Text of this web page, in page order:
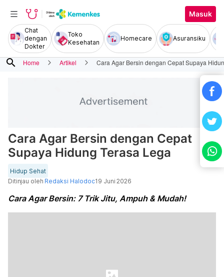
Masuk
Chat
dengan
Dokter
Toko
Kesehatan
Homecare Asuransiku
search Home Artikel Cara Agar Bersin dengan Cepat Supaya
Cara Agar Bersin dengan Cepat
Supaya Hidung Terasa Lega
Hidup Sehat
Ditinjau oleh Redaksi Halodoc19 Juni 2026
Cara Agar Bersin: 7 Trik Jitu, Ampuh & Mudah!